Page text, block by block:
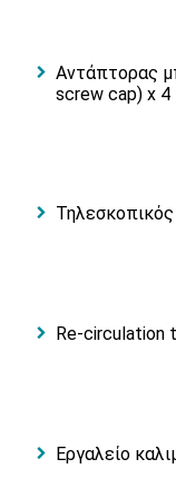
Αντάπτορας
screw cap) x 4
Re-circulation
Εργαλείο